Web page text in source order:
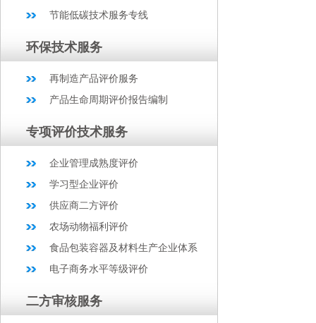
节能低碳技术服务专线
环保技术服务
再制造产品评价服务
产品生命周期评价报告编制
专项评价技术服务
企业管理成熟度评价
学习型企业评价
供应商二方评价
农场动物福利评价
食品包装容器及材料生产企业体系
电子商务水平等级评价
二方审核服务